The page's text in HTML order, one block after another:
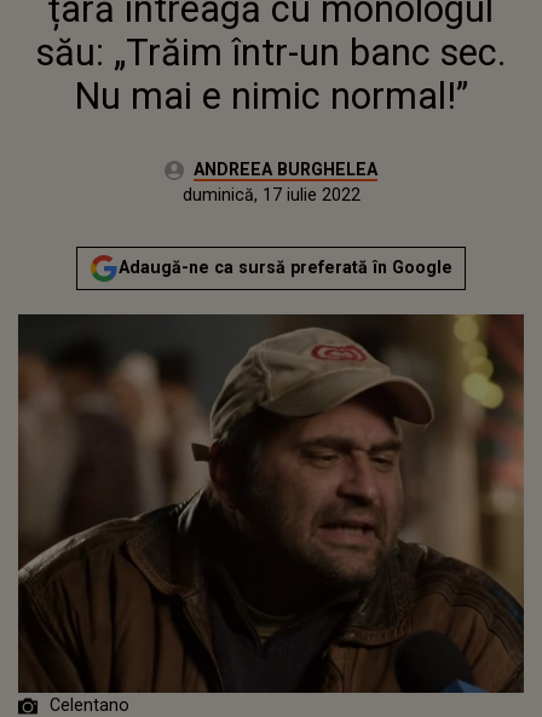
NIMIC NORMAL!”
țară întreagă cu monologul
său: „Trăim într-un banc sec.
Nu mai e nimic normal!”
Autor:ANDREEA BURGHELEA
marți, 1 decembrie 2020Actualizat:
duminică, 17 iulie 2022
Adaugă-ne ca sursă preferată în Google
Celentano